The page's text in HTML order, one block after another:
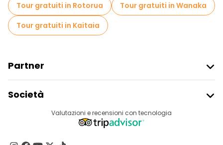
Tour gratuiti in Rotorua
Tour gratuiti in Wanaka
Tour gratuiti in Kaitaia
Partner
Accesso Del Fornitore
Programma Di Affiliazione
Società
DestinazioniValutazioni e recensioni con tecnologia